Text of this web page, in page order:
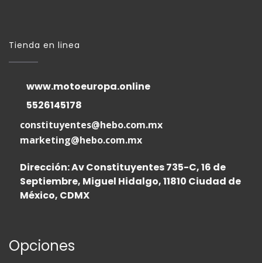
Tienda en linea
www.motoeuropa.online
5526145178
constituyentes@hebo.com.mx
marketing@hebo.com.mx
Dirección: Av Constituyentes 735-C, 16 de
Septiembre, Miguel Hidalgo, 11810 Ciudad de
México, CDMX
Opciones